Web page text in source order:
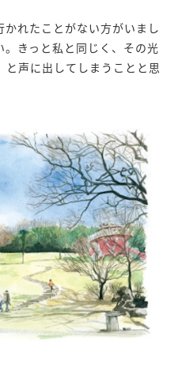
れたことがない方がいまし
きっと私と同じく、その光
声に出してしまうことと思